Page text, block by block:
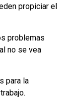
propiciar el
problemas
no se vea
para la